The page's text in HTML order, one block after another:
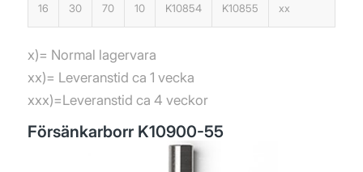
16 30 70 10 K10854 K10855 xx
x)= Normal lagervara
xx)= Leveranstid ca 1 vecka
xxx)=Leveranstid ca 4 veckor
Försänkarborr K10900-55